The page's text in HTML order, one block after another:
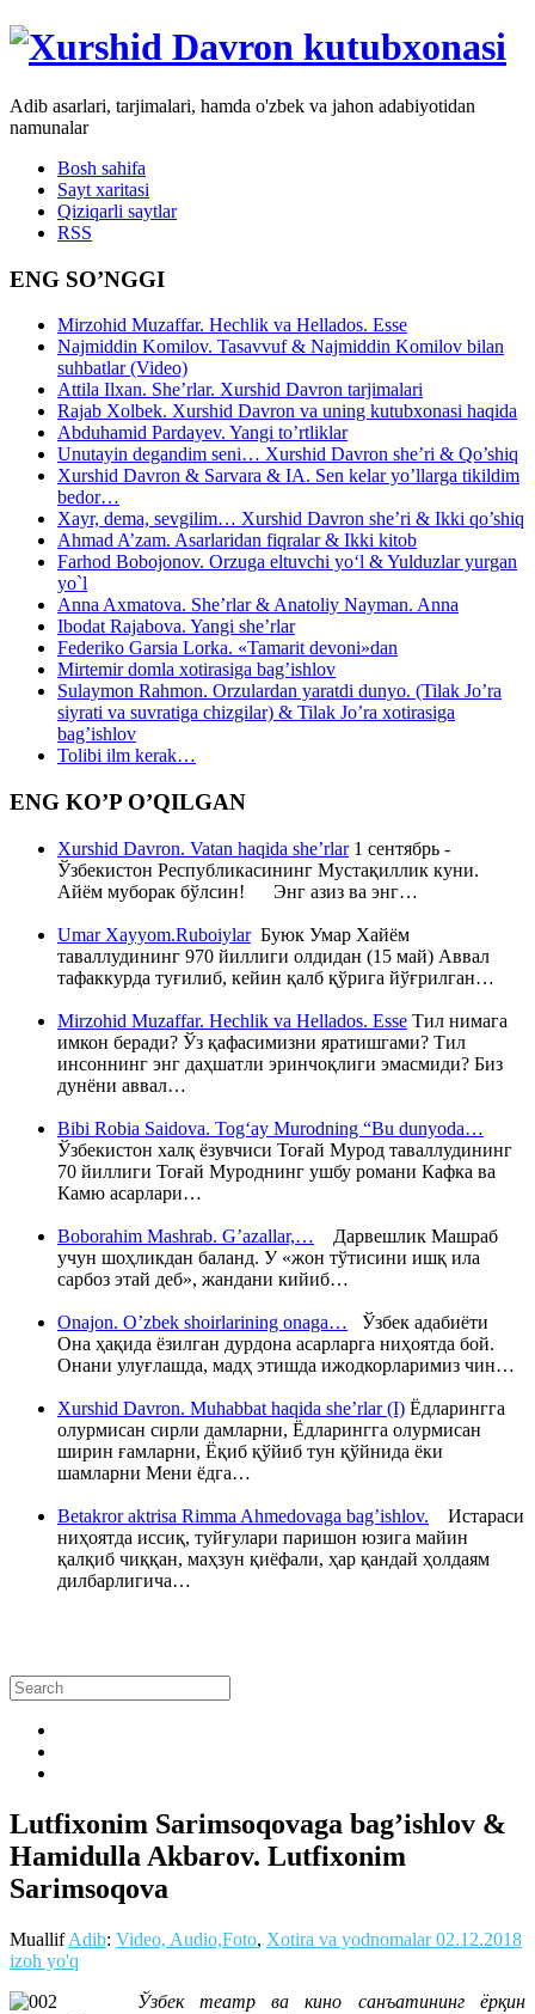
Adib asarlari, tarjimalari, hamda o'zbek va jahon adabiyotidan
namunalar
Bosh sahifa
Sayt xaritasi
Qiziqarli saytlar
RSS
ENG SO’NGGI
Mirzohid Muzaffar. Hechlik va Hellados. Esse
Najmiddin Komilov. Tasavvuf & Najmiddin Komilov bilan
suhbatlar (Video)
Attila Ilxan. She’rlar. Xurshid Davron tarjimalari
Rajab Xolbek. Xurshid Davron va uning kutubxonasi haqida
Abduhamid Pardayev. Yangi to’rtliklar
Unutayin degandim seni… Xurshid Davron she’ri & Qo’shiq
Xurshid Davron & Sarvara & IA. Sen kelar yo’llarga tikildim
bedor…
Xayr, dema, sevgilim… Xurshid Davron she’ri & Ikki qo’shiq
Ahmad A’zam. Asarlaridan fiqralar & Ikki kitob
Farhod Bobojonov. Orzuga eltuvchi yo‘l & Yulduzlar yurgan
yo`l
Anna Axmatova. She’rlar & Anatoliy Nayman. Anna
Ibodat Rajabova. Yangi she’rlar
Federiko Garsia Lorka. «Tamarit devoni»dan
Mirtemir domla xotirasiga bag’ishlov
Sulaymon Rahmon. Orzulardan yaratdi dunyo. (Tilak Jo’ra
siyrati va suvratiga chizgilar) & Tilak Jo’ra xotirasiga
bag’ishlov
Tolibi ilm kerak…
ENG KO’P O’QILGAN
Xurshid Davron. Vatan haqida she’rlar1 сентябрь -
Ўзбекистон Республикасининг Мустақиллик куни.
Айём муборак бўлсин! Энг азиз ва энг…
Umar Xayyom.RuboiylarБуюк Умар Хайём
таваллудининг 970 йиллиги олдидан (15 май) Аввал
тафаккурда туғилиб, кейин қалб қўрига йўғрилган…
Mirzohid Muzaffar. Hechlik va Hellados. Esse Тил нимага
имкон беради? Ўз қафасимизни яратишгами? Тил
инсоннинг энг даҳшатли эринчоқлиги эмасмиди? Биз
дунёни аввал…
Bibi Robia Saidova. Tog‘ay Murodning “Bu dunyoda…
Ўзбекистон халқ ёзувчиси Тоғай Мурод таваллудининг
70 йиллиги Тоғай Муроднинг ушбу романи Кафка ва
Камю асарлари…
Boborahim Mashrab. G’azallar,… Дарвешлик Машраб
учун шоҳликдан баланд. У «жон тўтисини ишқ ила
сарбоз этай деб», жандани кийиб…
Onajon. O’zbek shoirlarining onaga… Ўзбек адабиёти
Она ҳақида ёзилган дурдона асарларга ниҳоятда бой.
Онани улуғлашда, мадҳ этишда ижодкорларимиз чин…
Xurshid Davron. Muhabbat haqida she’rlar (I) Ёдларингга
олурмисан сирли дамларни, Ёдларингга олурмисан
ширин ғамларни, Ёқиб қўйиб тун қўйнида ёки
шамларни Мени ёдга…
Betakror aktrisa Rimma Ahmedovaga bag’ishlov. Истараси
ниҳоятда иссиқ, туйғулари паришон юзига майин
қалқиб чиққан, маҳзун қиёфали, ҳар қандай ҳолдаям
дилбарлигича…
Lutfixonim Sarimsoqovaga bag’ishlov &
Hamidulla Akbarov. Lutfixonim
Sarimsoqova
MuallifAdib: Video, Audio,Foto, Xotira va yodnomalar 02.12.2018
izoh yo'q
Ўзбек театр ва кино санъатининг ёрқин